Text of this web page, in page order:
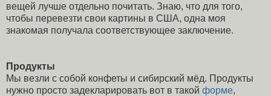
вещей лучше отдельно почитать. Знаю, что для того,
чтобы перевезти свои картины в США, одна моя
знакомая получала соответствующее заключение.
Продукты
Мы везли с собой конфеты и сибирский мёд. Продукты
нужно просто задекларировать вот в такой форме,